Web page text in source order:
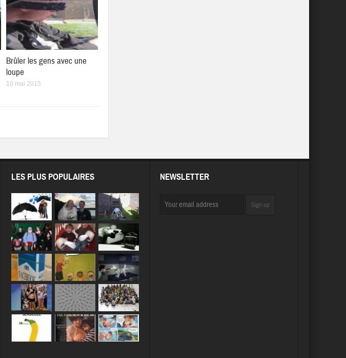
Brûler les gens avec une
loupe
10 mai 2015
LES PLUS POPULAIRES NEWSLETTER